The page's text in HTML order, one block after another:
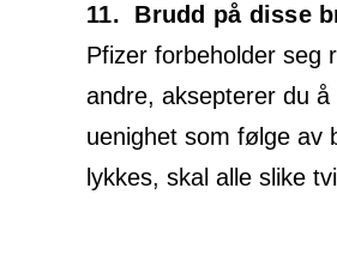
11. Brudd på disse
Pfizer forbeholder seg
andre, aksepterer du
uenighet som følge av
lykkes, skal alle slike